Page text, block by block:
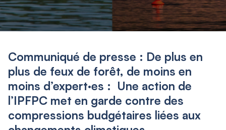
Communiqué de presse : De plus en
plus de feux de forêt, de moins en
moins d’expert·es : Une action de
l’IPFPC met en garde contre des
compressions budgétaires liées aux